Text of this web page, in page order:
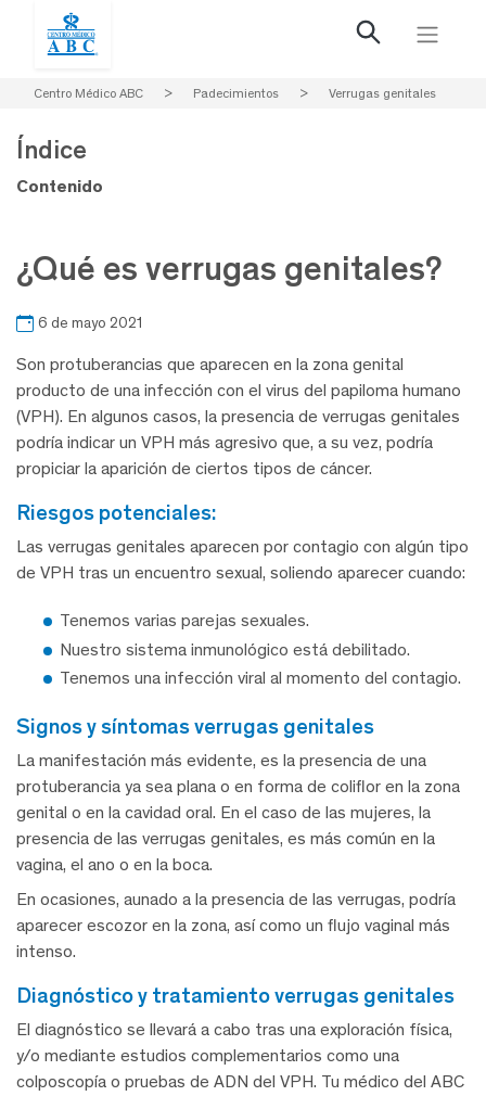
Centro Médico ABC > Padecimientos > Verrugas genitales
¿Qué es verrugas genitales?
6 de mayo 2021
Son protuberancias que aparecen en la zona genital
producto de una infección con el virus del papiloma humano
(VPH). En algunos casos, la presencia de verrugas genitales
podría indicar un VPH más agresivo que, a su vez, podría
propiciar la aparición de ciertos tipos de cáncer.
riesgos potenciales:
Las verrugas genitales aparecen por contagio con algún tipo
de VPH tras un encuentro sexual, soliendo aparecer cuando:
Tenemos varias parejas sexuales.
Nuestro sistema inmunológico está debilitado.
Tenemos una infección viral al momento del contagio.
signos y síntomas verrugas genitales
La manifestación más evidente, es la presencia de una
protuberancia ya sea plana o en forma de coliflor en la zona
genital o en la cavidad oral. En el caso de las mujeres, la
presencia de las verrugas genitales, es más común en la
vagina, el ano o en la boca.
En ocasiones, aunado a la presencia de las verrugas, podría
aparecer escozor en la zona, así como un flujo vaginal más
intenso.
diagnóstico y tratamiento verrugas genitales
El diagnóstico se llevará a cabo tras una exploración física,
y/o mediante estudios complementarios como una
colposcopía o pruebas de ADN del VPH. Tu médico del ABC
Índice
Contenido